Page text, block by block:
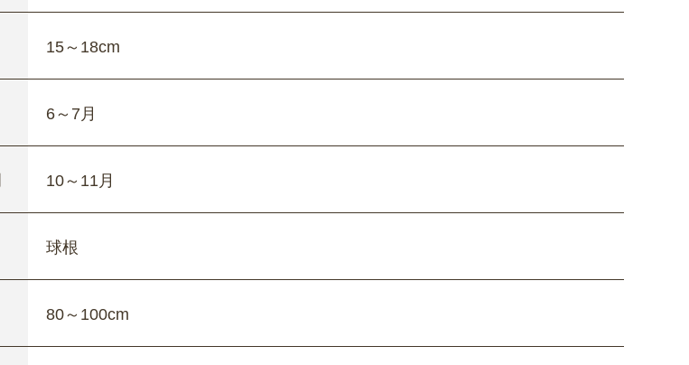
15～18cm
6～7月
10～11月
球根
80～100cm